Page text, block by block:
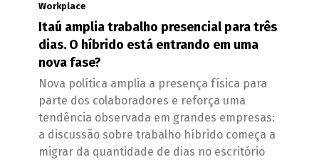
Workplace
Itaú amplia trabalho presencial para três
dias. O híbrido está entrando em uma
nova fase?
Nova política amplia a presença física para
parte dos colaboradores e reforça uma
tendência observada em grandes empresas:
a discussão sobre trabalho híbrido começa a
migrar da quantidade de dias no escritório